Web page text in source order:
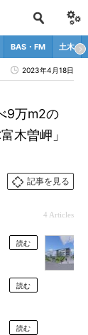
BAS・FM 土木
2023年4月18日
9万m2の
木曽岬」
記事を見る
4 Articles
読む
読む
読む